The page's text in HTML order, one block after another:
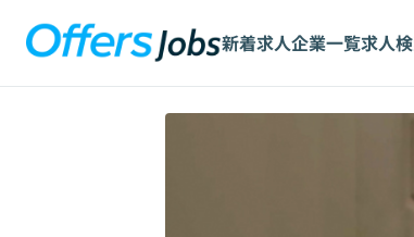
新着求人企業一覧求人